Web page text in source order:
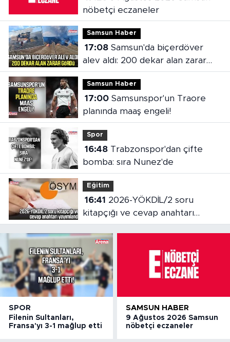
nöbetçi eczaneler
Samsun Haber
17:08Samsun'da biçerdöver
alev aldı: 200 dekar alan zarar
gördü
Samsun Haber
17:00Samsunspor'un Traore
planında maaş engeli!
Spor
16:48Trabzonspor'dan çifte
bomba: sıra Nunez'de
Eğitim
16:41
kitapçığı ve cevap anahtarı
yayımlandı
SPOR
Filenin Sultanları,
Fransa'yı 3-1 mağlup etti
SAMSUN HABER
9 Ağustos 2026 Samsun
nöbetçi eczaneler